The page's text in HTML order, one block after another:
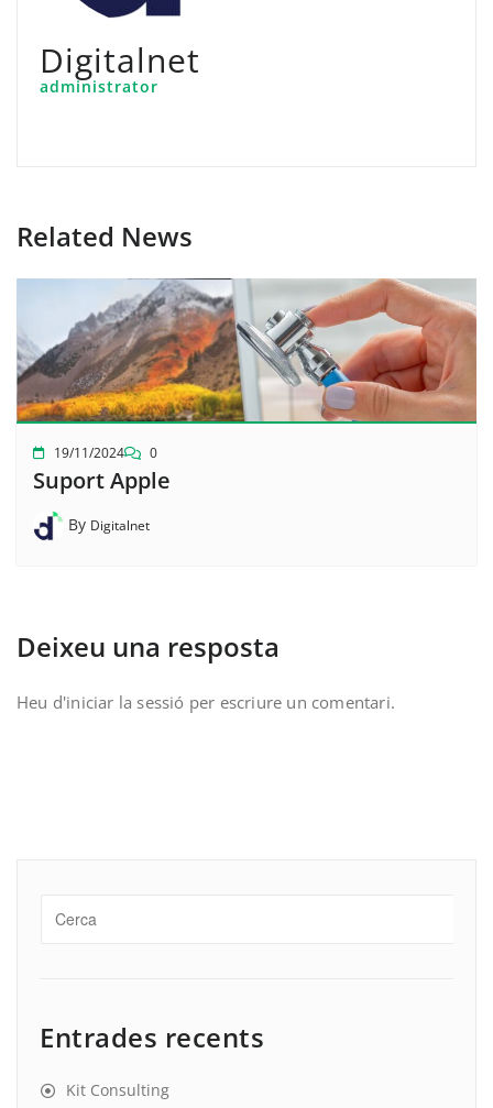
Digitalnet
administrator
Related News
19/11/2024 0
Suport Apple
By Digitalnet
Deixeu una resposta
Heu d'iniciar la sessió per escriure un comentari.
Entrades recents
Kit Consulting